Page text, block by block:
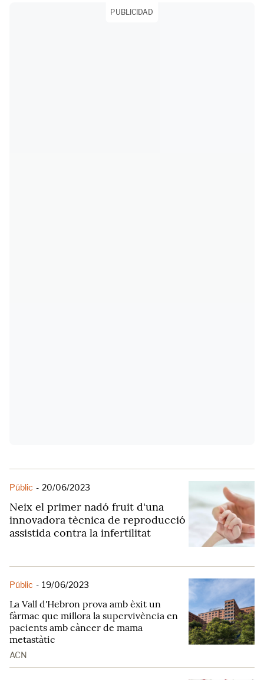
PUBLICIDAD
Públic - 20/06/2023
Neix el primer nadó fruit d'una
innovadora tècnica de reproducció
assistida contra la infertilitat
Públic - 19/06/2023
La Vall d'Hebron prova amb èxit un
fàrmac que millora la supervivència en
pacients amb càncer de mama
metastàtic
ACN